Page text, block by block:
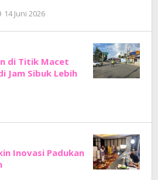
14 Juni 2026
Junaedi
di Titik Macet
Jam Sibuk Lebih
Junaedi
Inovasi Padukan